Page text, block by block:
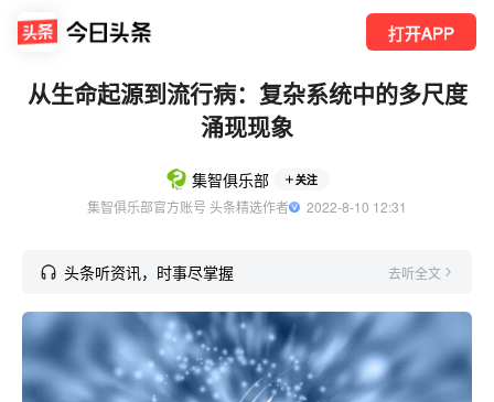
打开APP
从生命起源到流行病：复杂系统中的多尺度
涌现现象
集智俱乐部 关注
集智俱乐部官方账号 头条精选作者
  2022-8-10 12:31
头条听资讯，时事尽掌握 去听全文